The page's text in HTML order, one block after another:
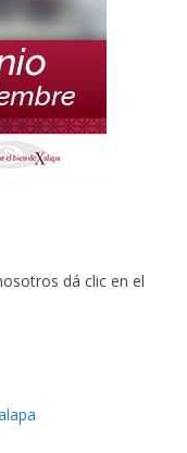
dá clic en el